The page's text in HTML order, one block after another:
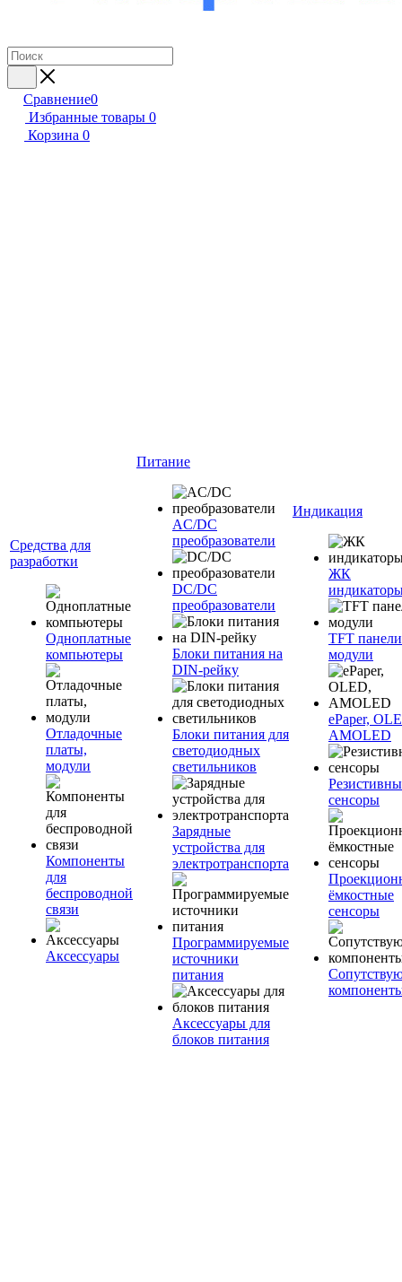
Сравнение0
Избранные товары 0
Корзина 0
Средства для
разработки
Одноплатные
компьютеры
Отладочные
платы,
модули
Компоненты
для
беспроводной
связи
Аксессуары
Питание
AC/DC
преобразователи
DC/DC
преобразователи
Блоки питания на
DIN-рейку
Блоки питания для
светодиодных
светильников
Зарядные
устройства для
электротранспорта
Программируемые
источники
питания
Аксессуары для
блоков питания
Индикация
ЖК
TFT
модули
ePaper,
AMOLED
сенсоры
ёмкостные
сенсоры